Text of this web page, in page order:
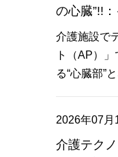
の心臓”!!
介護施設で
ト（AP）
る“心臓部”
2026年07月
介護テク